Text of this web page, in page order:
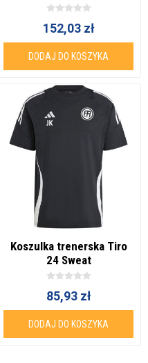
152,03 zł
DODAJ DO KOSZYKA
Koszulka trenerska Tiro
24 Sweat
85,93 zł
DODAJ DO KOSZYKA